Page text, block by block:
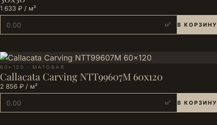
1 633 ₽ / м²
м² В КОРЗИНУ
60×120 · МАТОВАЯ
Callacata Carving NTT99607M 60x120
2 856 ₽ / м²
м² В КОРЗИНУ